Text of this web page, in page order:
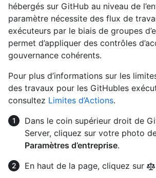
hébergés sur GitHub au niveau de
paramètre nécessite des flux de
exécuteurs par le biais de groupes
permet d’appliquer des contrôles
gouvernance cohérents.
Pour plus d’informations sur les
des travaux pour les GitHubles
consultez Limites d’Actions.
Dans le coin supérieur droit de
Server, cliquez sur votre photo
Paramètres d’entreprise.
En haut de la page, cliquez sur